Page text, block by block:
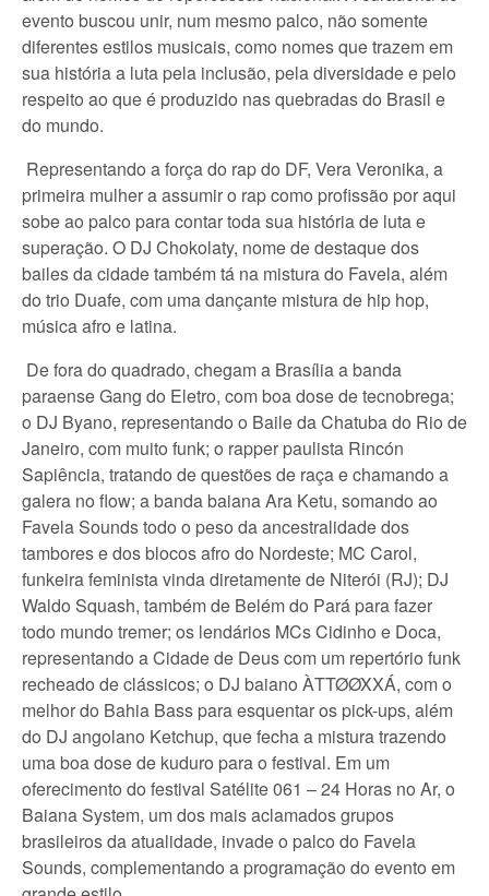
evento buscou unir, num mesmo palco, não somente
diferentes estilos musicais, como nomes que trazem em
sua história a luta pela inclusão, pela diversidade e pelo
respeito ao que é produzido nas quebradas do Brasil e
do mundo.
Representando a força do rap do DF, Vera Veronika, a
primeira mulher a assumir o rap como profissão por aqui
sobe ao palco para contar toda sua história de luta e
superação. O DJ Chokolaty, nome de destaque dos
bailes da cidade também tá na mistura do Favela, além
do trio Duafe, com uma dançante mistura de hip hop,
música afro e latina.
De fora do quadrado, chegam a Brasília a banda
paraense Gang do Eletro, com boa dose de tecnobrega;
o DJ Byano, representando o Baile da Chatuba do Rio de
Janeiro, com muito funk; o rapper paulista Rincón
Sapiência, tratando de questões de raça e chamando a
galera no flow; a banda baiana Ara Ketu, somando ao
Favela Sounds todo o peso da ancestralidade dos
tambores e dos blocos afro do Nordeste; MC Carol,
funkeira feminista vinda diretamente de Niterói (RJ); DJ
Waldo Squash, também de Belém do Pará para fazer
todo mundo tremer; os lendários MCs Cidinho e Doca,
representando a Cidade de Deus com um repertório funk
recheado de clássicos; o DJ baiano ÀTTØØXXÁ, com o
melhor do Bahia Bass para esquentar os pick-ups, além
do DJ angolano Ketchup, que fecha a mistura trazendo
uma boa dose de kuduro para o festival. Em um
oferecimento do festival Satélite 061 – 24 Horas no Ar, o
Baiana System, um dos mais aclamados grupos
brasileiros da atualidade, invade o palco do Favela
Sounds, complementando a programação do evento em